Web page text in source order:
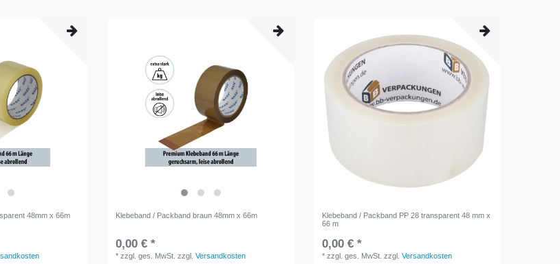
48mm x 66m Klebeband / Packband braun 48mm x 66m
0,00 € *
*zzgl. ges. MwSt. zzgl.Versandkosten
Klebeband / Packband PP 28 transparent 48 mm x
66 m
0,00 € *
*zzgl. ges. MwSt. zzgl.Versandkosten